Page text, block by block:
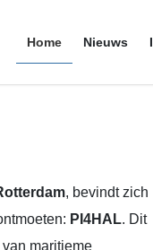
Home Nieuws
, bevindt zich
PI4HAL. Dit
maritieme